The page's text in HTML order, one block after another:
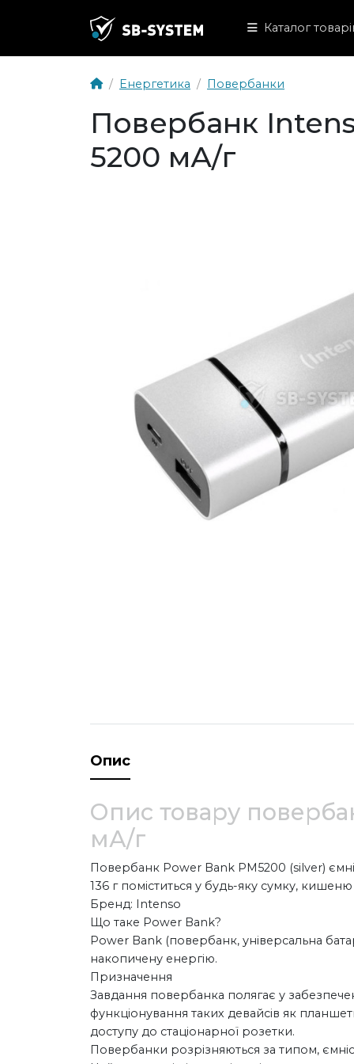
Каталог
Енергетика Повербанки
Повербанк
5200 мА/г
Опис
Опис товару
мА/г
Повербанк Power Bank PM5200 (silver)
136 г поміститься у будь-яку сумку,
Бренд: Intenso
Що таке Power Bank?
Power Bank (повербанк, універсальна
накопичену енергію.
Призначення
Завдання повербанка полягає у
функціонування таких девайсів як
доступу до стаціонарної розетки.
Повербанки розрізняються за типом,